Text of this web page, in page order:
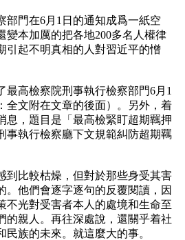
部門在6月1日的通知成爲一紙空
變本加厲的把各地200多名人權律
引起不明真相的人對習近平的憎
最高檢察院刑事執行檢察部門6月1
全文附在文章的後面）。另外，着
息，題目是「最高檢緊盯超期羈押
事執行檢察廳下文規範糾防超期羈
到比較枯燥，但對於那些身受其害
。他們會逐字逐句的反覆閱讀，因
不光對受害者本人的處境和生命至
的親人。再往深處說，還關乎着社
族的未來。就這麼大的事。